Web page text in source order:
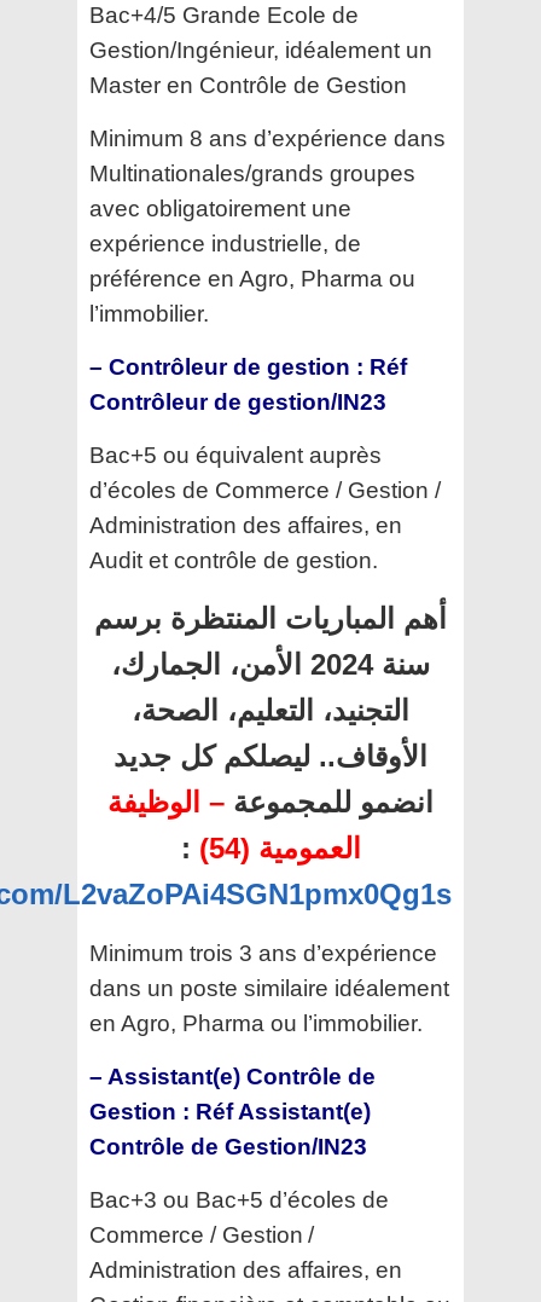
Bac+4/5 Grande Ecole de
Gestion/Ingénieur, idéalement un
Master en Contrôle de Gestion
Minimum 8 ans d’expérience dans
Multinationales/grands groupes
avec obligatoirement une
expérience industrielle, de
préférence en Agro, Pharma ou
l’immobilier.
– Contrôleur de gestion : Réf
Contrôleur de gestion/IN23
Bac+5 ou équivalent auprès
d’écoles de Commerce / Gestion /
Administration des affaires, en
Audit et contrôle de gestion.
أهم المباريات المنتظرة برسم
سنة 2024 الأمن، الجمارك،
التجنيد، التعليم، الصحة،
الأوقاف.. ليصلكم كل جديد
انضمو للمجموعة – الوظيفة
العمومية (54)
:
L2vaZoPAi4SGN1pmx0Qg1s
Minimum trois 3 ans d’expérience
dans un poste similaire idéalement
en Agro, Pharma ou l’immobilier.
– Assistant(e) Contrôle de
Gestion : Réf Assistant(e)
Contrôle de Gestion/IN23
Bac+3 ou Bac+5 d’écoles de
Commerce / Gestion /
Administration des affaires, en